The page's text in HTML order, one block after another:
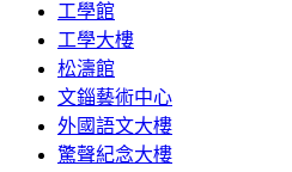
工學館
工學大樓
松濤館
文錙藝術中心
外國語文大樓
驚聲紀念大樓